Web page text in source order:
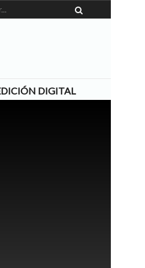
DIGITAL